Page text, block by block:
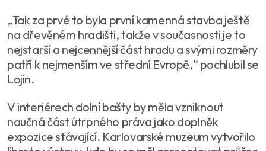
„Tak za prvé to byla první kamenná stavba ještě
na dřevěném hradišti, takže v současnosti je to
nejstarší a nejcennější část hradu a svými rozměry
patří k nejmenším ve střední Evropě,“ pochlubil se
Lojín.
V interiérech dolní bašty by měla vzniknout
naučná část útrpného práva jako doplněk
expozice stávající. Karlovarské muzeum vytvořilo